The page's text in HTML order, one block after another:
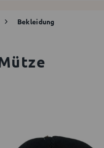
Bekleidung